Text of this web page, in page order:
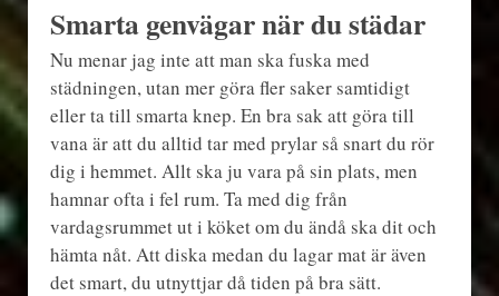
Smarta genvägar när du städar
Nu menar jag inte att man ska fuska med
städningen, utan mer göra fler saker samtidigt
eller ta till smarta knep. En bra sak att göra till
vana är att du alltid tar med prylar så snart du rör
dig i hemmet. Allt ska ju vara på sin plats, men
hamnar ofta i fel rum. Ta med dig från
vardagsrummet ut i köket om du ändå ska dit och
hämta nåt. Att diska medan du lagar mat är även
det smart, du utnyttjar då tiden på bra sätt.